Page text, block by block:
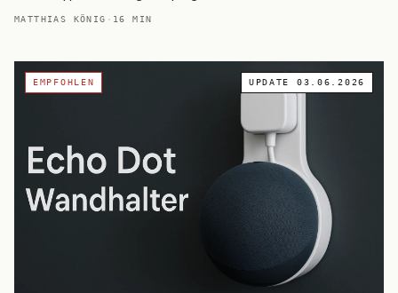
MATTHIAS KÖNIG · 16 MIN
EMPFOHLEN UPDATE 03.06.2026